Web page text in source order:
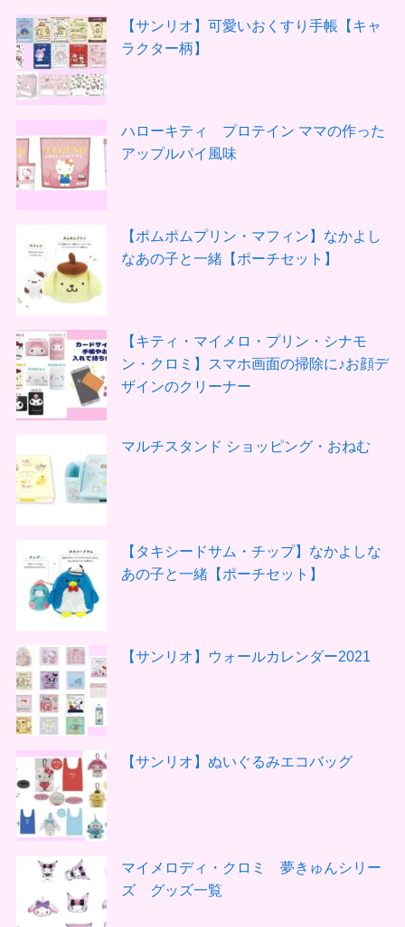
【サンリオ】可愛いおくすり手帳【キャ
ラクター柄】
ハローキティ プロテイン ママの作った
アップルパイ風味
【ポムポムプリン・マフィン】なかよし
なあの子と一緒【ポーチセット】
【キティ・マイメロ・プリン・シナモ
ン・クロミ】スマホ画面の掃除に♪お顔デ
ザインのクリーナー
マルチスタンド ショッピング・おねむ
【タキシードサム・チップ】なかよしな
あの子と一緒【ポーチセット】
【サンリオ】ウォールカレンダー2021
【サンリオ】ぬいぐるみエコバッグ
マイメロディ・クロミ 夢きゅんシリー
ズ グッズ一覧